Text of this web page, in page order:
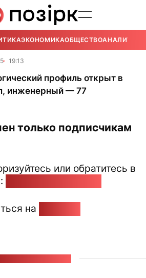
ЭКОНОМИКАОБЩЕСТВОАНАЛИТИКА
19:13
профиль открыт в
инженерный — 77
только подписчикам
или обратитесь в
на